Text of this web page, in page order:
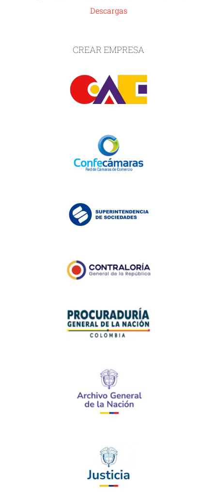
Descargas
CREAR EMPRESA